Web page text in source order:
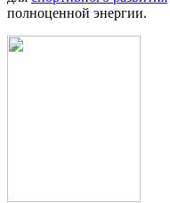
полноценной энергии.